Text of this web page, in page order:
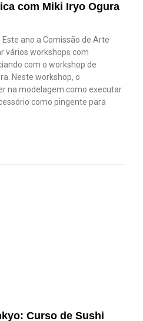
com Miki Iryo Ogura
ano a Comissão de Arte
vários workshops com
com o workshop de
Neste workshop, o
na modelagem como executar
como pingente para
Curso de Sushi